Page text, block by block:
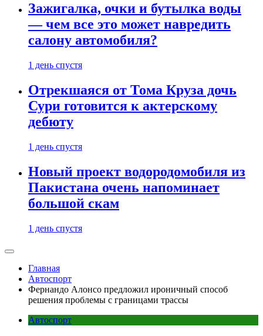
Зажигалка, очки и бутылка воды
— чем все это может навредить
салону автомобиля?
1 день спустя
Отрекшаяся от Тома Круза дочь
Сури готовится к актерскому
дебюту
1 день спустя
Новый проект водородомобиля из
Пакистана очень напоминает
большой скам
1 день спустя
Главная
Автоспорт
Фернандо Алонсо предложил ироничный способ
решения проблемы с границами трассы
Автоспорт